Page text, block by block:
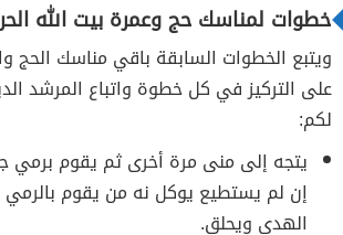
خطوات لمناسك حج وعمرة بيت الله
ويتبع الخطوات السابقة باقي مناسك الحج
على التركيز في كل خطوة واتباع المرشد
لكم:
يتجه إلى منى مرة أخرى ثم يقوم برمي
إن لم يستطيع يوكل نه من يقوم
الهدي ويحلق.